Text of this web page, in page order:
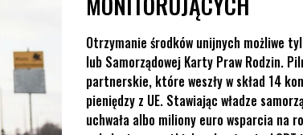
Otrzymanie środków unijnych możliwe
lub Samorządowej Karty Praw Rodzin.
partnerskie, które weszły w skład 14
pieniędzy z UE. Stawiając władze
uchwała albo miliony euro wsparcia na